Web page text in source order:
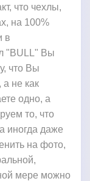
что чехлы,
на 100%
в
"BULL" Вы
что Вы
а не как
одно, а
то, что
иногда даже
на фото,
мере можно